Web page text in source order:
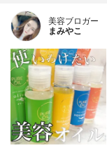
美容ブロガー
まみやこ